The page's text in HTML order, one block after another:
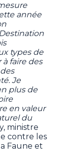
année
types de
faire des
Je
plus de
en valeur
du
ministre
contre les
Faune et